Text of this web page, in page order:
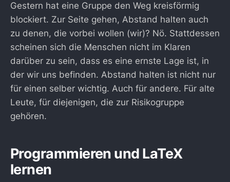
Gestern hat eine Gruppe den Weg kreisförmig
blockiert. Zur Seite gehen, Abstand halten auch
zu denen, die vorbei wollen (wir)? Nö. Stattdessen
scheinen sich die Menschen nicht im Klaren
darüber zu sein, dass es eine ernste Lage ist, in
der wir uns befinden. Abstand halten ist nicht nur
für einen selber wichtig. Auch für andere. Für alte
Leute, für diejenigen, die zur Risikogruppe
gehören.
Programmieren und LaTeX
lernen